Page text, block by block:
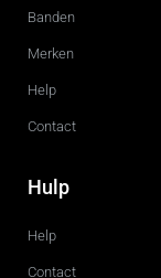
Banden
Merken
Help
Contact
Hulp
Help
Contact